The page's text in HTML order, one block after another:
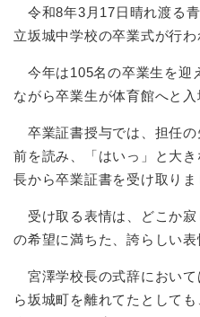
令和8年3月17日晴れ渡る
立坂城中学校の卒業式が行わ
今年は105名の卒業生を迎
ながら卒業生が体育館へと入
卒業証書授与では、担任の
前を読み、「はいっ」と大
長から卒業証書を受け取りま
受け取る表情は、どこか寂
の希望に満ちた、誇らしい表
宮澤学校長の式辞において
ら坂城町を離れてたとして